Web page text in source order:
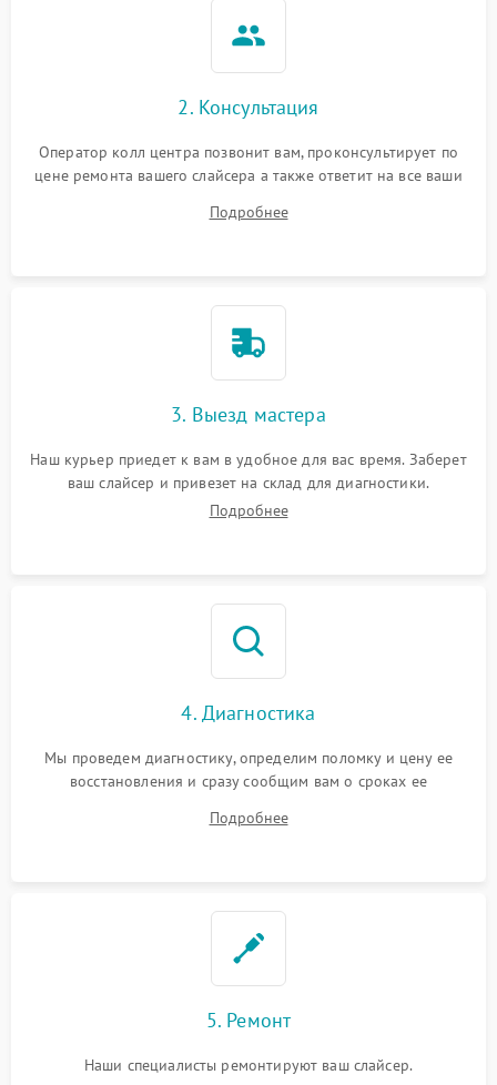
2. Консультация
Оператор колл центра позвонит вам, проконсультирует по
цене ремонта вашего слайсера а также ответит на все ваши
Подробнее
3. Выезд мастера
Наш курьер приедет к вам в удобное для вас время. Заберет
ваш слайсер и привезет на склад для диагностики.
Подробнее
4. Диагностика
Мы проведем диагностику, определим поломку и цену ее
восстановления и сразу сообщим вам о сроках ее
Подробнее
5. Ремонт
Наши специалисты ремонтируют ваш слайсер.